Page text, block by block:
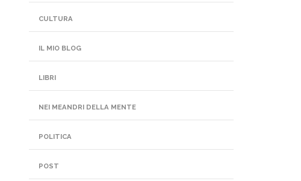
CULTURA
IL MIO BLOG
LIBRI
NEI MEANDRI DELLA MENTE
POLITICA
POST